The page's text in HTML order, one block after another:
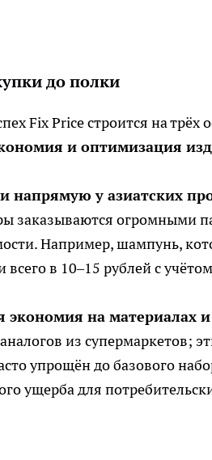
до полки
Fix Price строится на
и оптимизация
напрямую у азиатских
заказываются огромными
Например, шампунь,
всего в 10–15 рублей с
экономия на материалах и
из супермаркетов;
упрощён до базового
ущерба для